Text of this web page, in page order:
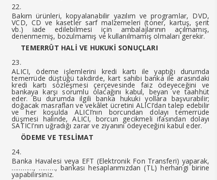
Bakım ürünleri, kopyalanabilir yazılım ve programlar, DVD,
VCD, CD ve kasetler sarf malzemeleri (toner, kartuş, şerit
vb.) iade edilebilmesi için ambalajlarının açılmamış,
denenmemiş, bozulmamış ve kullanılmamış olmaları gerekir.
TEMERRÜT HALİ VE HUKUKİ SONUÇLARI
ALICI, ödeme işlemlerini kredi kartı ile yaptığı durumda
temerrüde düştüğü takdirde, kart sahibi banka ile arasındaki
kredi kartı sözleşmesi çerçevesinde faiz ödeyeceğini ve
bankaya karşı sorumlu olacağını kabul, beyan ve taahhüt
eder. Bu durumda ilgili banka hukuki yollara başvurabilir;
doğacak masrafları ve vekâlet ücretini ALICI’dan talep edebilir
ve her koşulda ALICI’nın borcundan dolayı temerrüde
düşmesi halinde, ALICI, borcun gecikmeli ifasından dolayı
SATICI’nın uğradığı zarar ve ziyanını ödeyeceğini kabul eder.
ÖDEME VE TESLİMAT
Banka Havalesi veya EFT (Elektronik Fon Transferi) yaparak,
…………, ………, bankası hesaplarımızdan (TL) herhangi birine
yapabilirsiniz.